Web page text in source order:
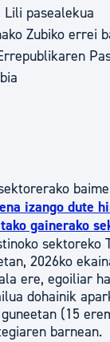
Lili pasealekua
Zubiko errei
izango dute
gainerako
sektoreko
2026ko
ere, egoiliar
dohainik
(15
barnean.